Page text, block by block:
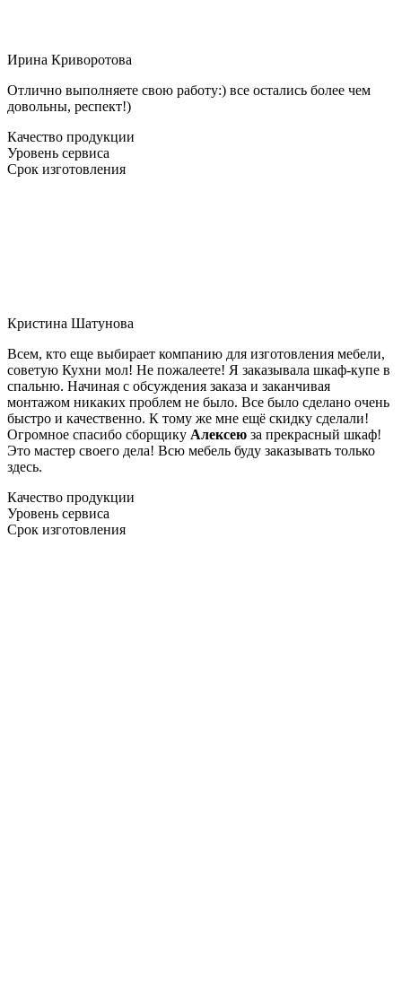
Ирина Криворотова
Отлично выполняете свою работу:) все остались более чем
довольны, респект!)
Качество продукции
Уровень сервиса
Срок изготовления
Кристина Шатунова
Всем, кто еще выбирает компанию для изготовления мебели,
советую Кухни мол! Не пожалеете! Я заказывала шкаф-купе в
спальню. Начиная с обсуждения заказа и заканчивая
монтажом никаких проблем не было. Все было сделано очень
быстро и качественно. К тому же мне ещё скидку сделали!
Огромное спасибо сборщику Алексею за прекрасный шкаф!
Это мастер своего дела! Всю мебель буду заказывать только
здесь.
Качество продукции
Уровень сервиса
Срок изготовления